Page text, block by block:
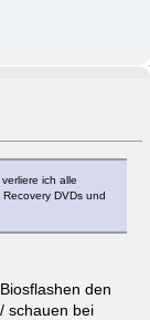
ich alle
DVDs und
den
schauen bei